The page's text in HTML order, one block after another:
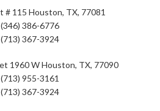
# 115 Houston, TX, 77081
(346) 386-6776
(713) 367-3924
1960 W Houston, TX, 77090
(713) 955-3161
(713) 367-3924